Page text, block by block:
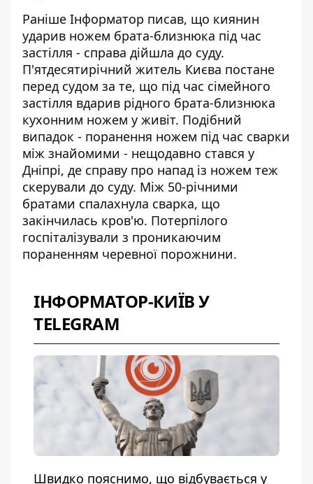
Раніше Інформатор писав, що киянин
ударив ножем брата-близнюка під час
застілля - справа дійшла до суду.
П'ятдесятирічний житель Києва постане
перед судом за те, що під час сімейного
застілля вдарив рідного брата-близнюка
кухонним ножем у живіт. Подібний
випадок - поранення ножем під час сварки
між знайомими - нещодавно стався у
Дніпрі, де справу про напад із ножем теж
скерували до суду. Між 50-річними
братами спалахнула сварка, що
закінчилась кров'ю. Потерпілого
госпіталізували з проникаючим
пораненням черевної порожнини.
ІНФОРМАТОР-КИЇВ У
TELEGRAM
Швидко пояснимо, що відбувається у